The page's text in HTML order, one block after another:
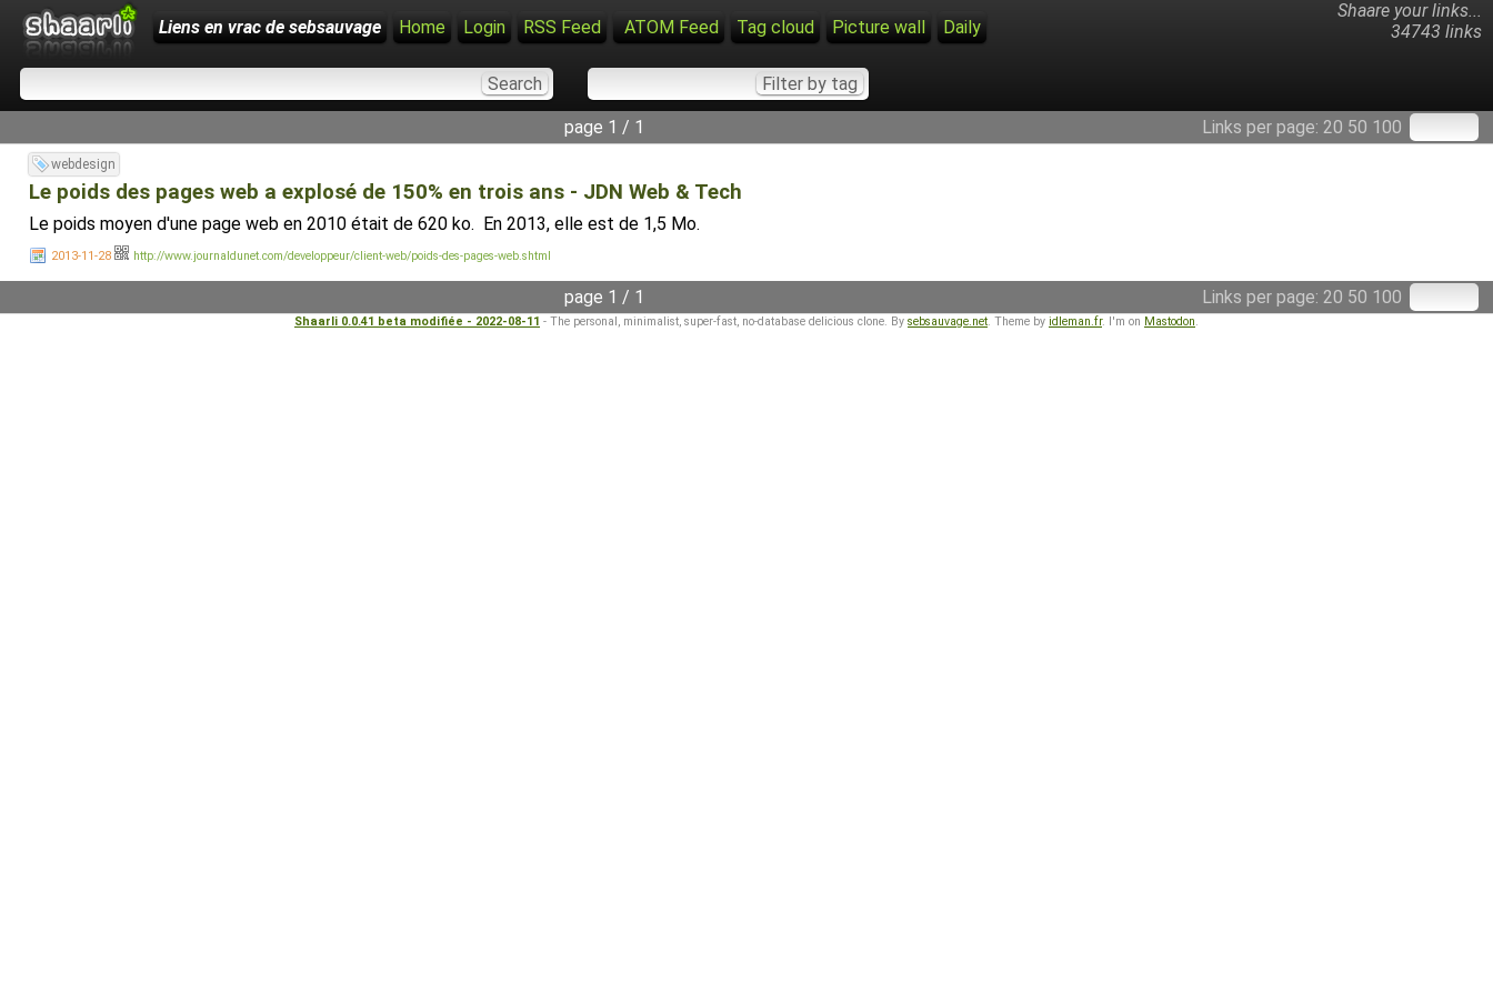
Shaare your links...
34743 links
Liens en vrac de sebsauvage Home Login RSS Feed ATOM Feed Tag cloud Picture wall Daily
Links per page: 20 50 100
page 1 / 1
webdesign
Le poids des pages web a explosé de 150% en trois ans - JDN Web & Tech
Le poids moyen d'une page web en 2010 était de 620 ko. En 2013, elle est de 1,5 Mo.
2013-11-28 http://www.journaldunet.com/developpeur/client-web/poids-des-pages-web.shtml
Links per page: 20 50 100
page 1 / 1
Shaarli 0.0.41 beta modifiée - 2022-08-11 - The personal, minimalist, super-fast, no-database delicious clone. By sebsauvage.net. Theme by idleman.fr. I'm on Mastodon.